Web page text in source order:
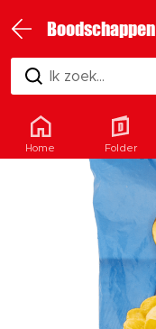
Boodschappen
Ik zoek...
Home Folder